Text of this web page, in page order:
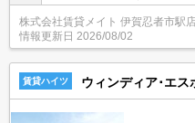
なら家賃以外の生活費が抑え
すすめの設備です◎
株式会社賃貸メイト 伊賀忍者市駅
情報更新日 2026/08/02
賃貸ハイツ ウィンディア･エス